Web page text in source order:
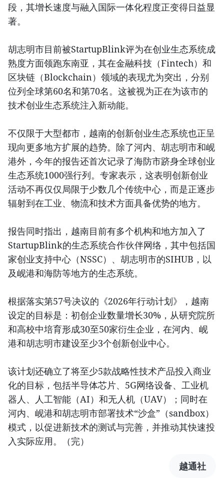
段，其增长速度与融入国际一体化程度正变得日益显
著。
胡志明市目前被StartupBlink评为在创业生态系统成
熟度方面领跑东南亚，其在金融科技（Fintech）和
区块链（Blockchain）领域的表现尤为突出，分别
位列全球第60名和第70名。这被视为正在为该市的
技术创业生态系统注入新动能。
不仅限于大型都市，越南的创新创业生态系统也正呈
现向更多地方扩展的趋势。除了河内、胡志明市和岘
港外，今年的报告还首次记录了海防市跻身全球创业
生态系统1000强行列。专家表示，这表明创新创业
活动不再仅仅局限于少数几个传统中心，而是正逐步
辐射到在工业、物流和技术方面具备优势的地方。
报告同时指出，越南目前有多个机构和地方加入了
StartupBlink的生态系统合作伙伴网络，其中包括国
家创业支持中心（NSSC）、胡志明市的SIHUB，以
及岘港和海防等地方的生态系统。
根据落实第57号决议的《2026年行动计划》，越南
设定的目标是：初创企业数量增长30%，从研究院所
和高校中培育形成30至50家衍生企业，在河内、岘
港和胡志明市建设至少3个创新创业中心。
该计划还确立了将至少5款战略性技术产品投入商业
化的目标，包括半导体芯片、5G网络设备、工业机
器人、人工智能（AI）和无人机（UAV）；同时在
河内、岘港和胡志明市部署技术“沙盒”（sandbox）
模式，以促进新技术的测试与完善，并推动其快速投
入实际应用。（完）
越通社